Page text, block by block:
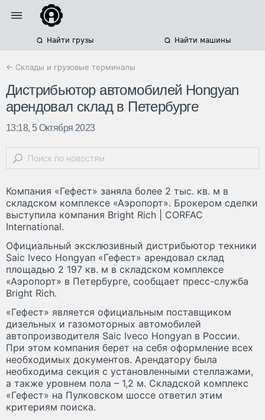
Найти грузы Найти машины
← Склады и грузовые терминалы
Дистрибьютор автомобилей Hongyan
арендовал склад в Петербурге
13:18, 5 Октября 2023
Компания «Гефест» заняла более 2 тыс. кв. м в
складском комплексе «Аэропорт». Брокером сделки
выступила компания Bright Rich | CORFAC
International.
Официальный эксклюзивный дистрибьютор техники
Saic Iveco Hongyan «Гефест» арендовал склад
площадью 2 197 кв. м в складском комплексе
«Аэропорт» в Петербурге, сообщает пресс-служба
Bright Rich.
«Гефест» является официальным поставщиком
дизельных и газомоторных автомобилей
автопроизводителя Saic Iveco Hongyan в России.
При этом компания берет на себя оформление всех
необходимых документов. Арендатору была
необходима секция с установленными стеллажами,
а также уровнем пола – 1,2 м. Складской комплекс
«Гефест» на Пулковском шоссе ответил этим
критериям поиска.